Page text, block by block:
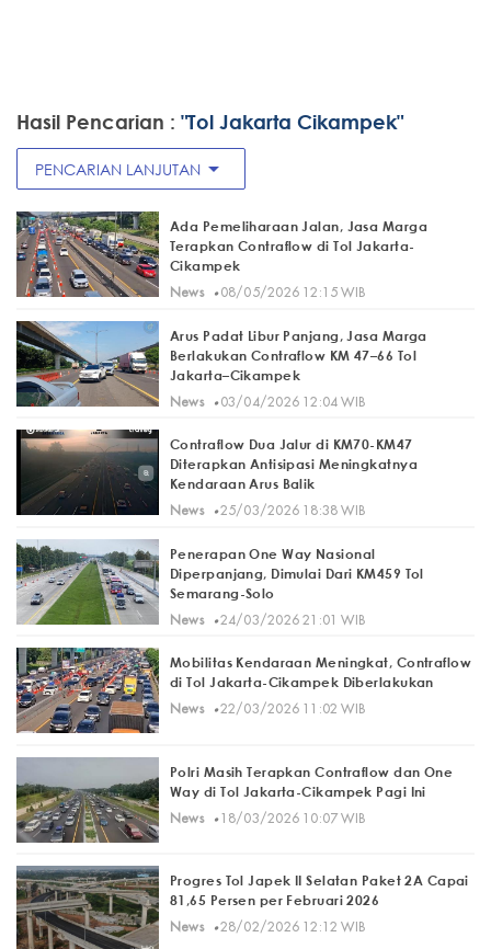
Hasil Pencarian : "Tol Jakarta Cikampek"
PENCARIAN LANJUTAN arrow_drop_down
Ada Pemeliharaan Jalan, Jasa Marga
Terapkan Contraflow di Tol Jakarta-
Cikampek
News· 08/05/2026 12:15 WIB
Arus Padat Libur Panjang, Jasa Marga
Berlakukan Contraflow KM 47–66 Tol
Jakarta–Cikampek
News· 03/04/2026 12:04 WIB
Contraflow Dua Jalur di KM70-KM47
Diterapkan Antisipasi Meningkatnya
Kendaraan Arus Balik
News· 25/03/2026 18:38 WIB
Penerapan One Way Nasional
Diperpanjang, Dimulai Dari KM459 Tol
Semarang-Solo
News· 24/03/2026 21:01 WIB
Mobilitas Kendaraan Meningkat, Contraflow
di Tol Jakarta-Cikampek Diberlakukan
News· 22/03/2026 11:02 WIB
Polri Masih Terapkan Contraflow dan One
Way di Tol Jakarta-Cikampek Pagi Ini
News· 18/03/2026 10:07 WIB
Progres Tol Japek II Selatan Paket 2A Capai
81,65 Persen per Februari 2026
News· 28/02/2026 12:12 WIB